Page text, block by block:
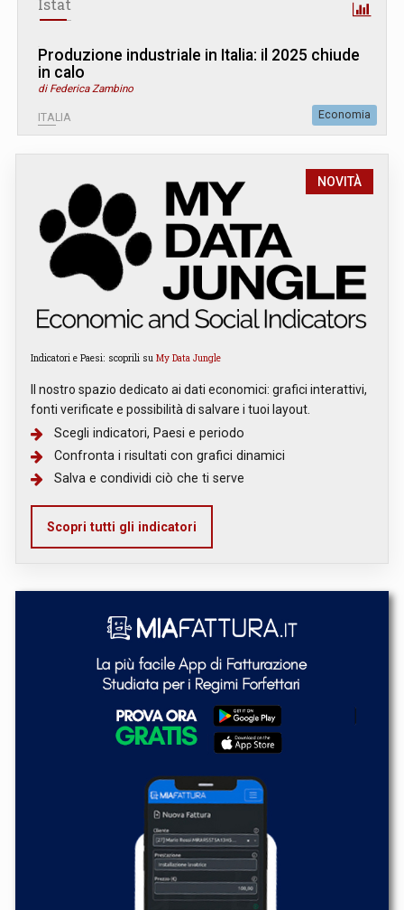
Istat
Produzione industriale in Italia: il 2025 chiude
in calo
di Federica Zambino
ITALIA Economia
NOVITÀ
Indicatori e Paesi: scoprili su My Data Jungle
Il nostro spazio dedicato ai dati economici: grafici interattivi,
fonti verificate e possibilità di salvare i tuoi layout.
Scegli indicatori, Paesi e periodo
Confronta i risultati con grafici dinamici
Salva e condividi ciò che ti serve
Scopri tutti gli indicatori